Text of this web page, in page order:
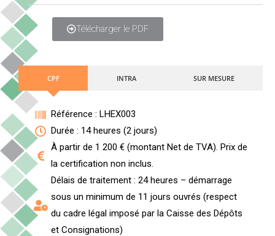
Télécharger le PDF
CPF INTRA SUR MESURE
Référence : LHEX003
Durée : 14 heures (2 jours)
À partir de 1 200 € (montant Net de TVA). Prix de
la certification non inclus.
Délais de traitement : 24 heures – démarrage
sous un minimum de 11 jours ouvrés (respect
du cadre légal imposé par la Caisse des Dépôts
et Consignations)